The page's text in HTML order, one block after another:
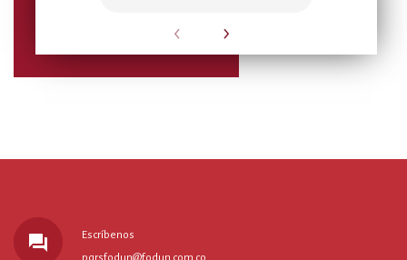
‹ ›
forum
Escríbenos